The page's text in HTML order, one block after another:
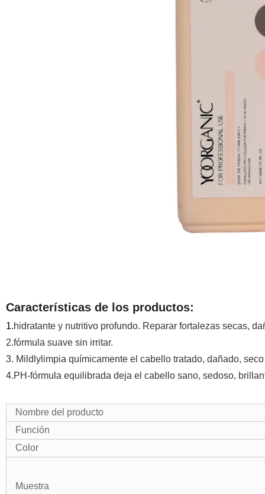
Características de los productos:
1.hidratante y nutritivo profundo. Reparar fortalezas secas,
2.fórmula suave sin irritar.
3. Mildlylimpia químicamente el cabello tratado, dañado,
4.PH-fórmula equilibrada deja el cabello sano, sedoso,
Nombre del producto
Función
Color
Muestra